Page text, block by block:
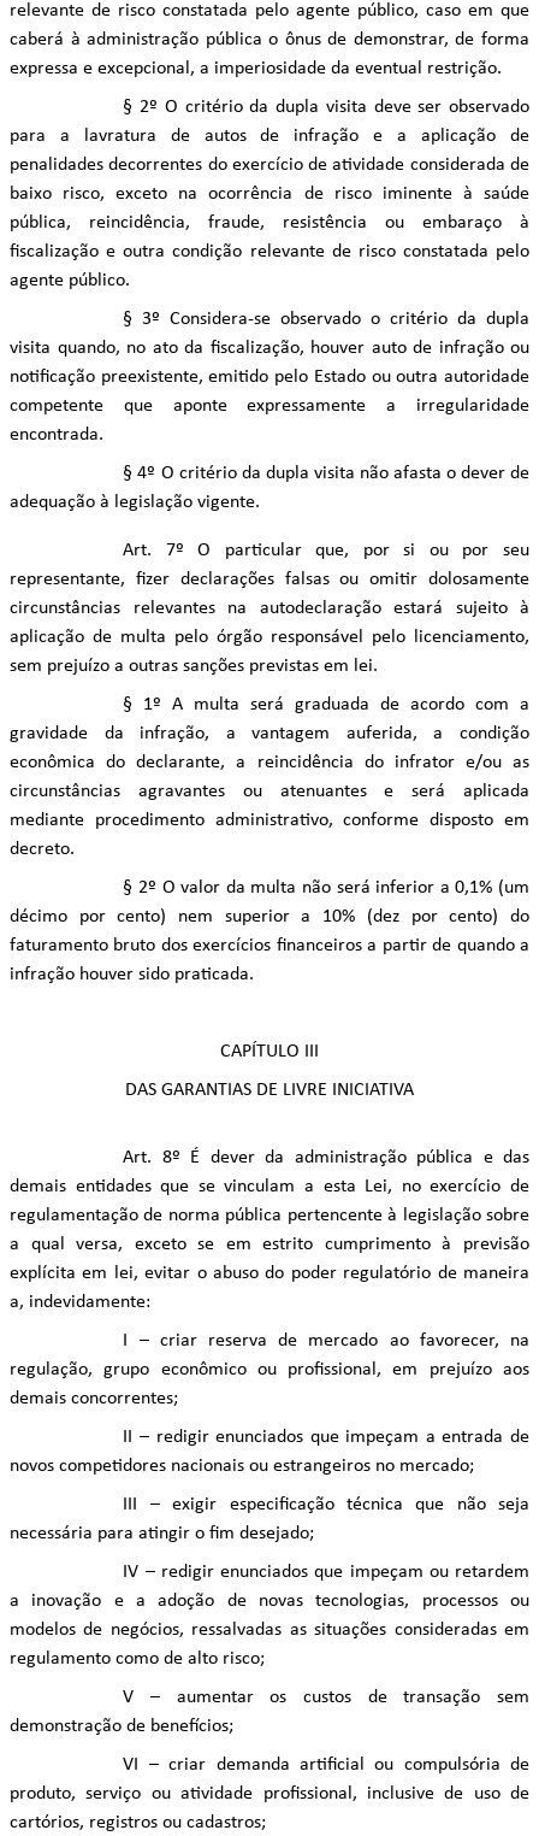
relevante de risco constatada pelo agente público, caso em que
caberá à administração pública o ônus de demonstrar, de forma
expressa e excepcional, a imperiosidade da eventual restrição.
§ 2º O critério da dupla visita deve ser observado
para a lavratura de autos de infração e a aplicação de
penalidades decorrentes do exercício de atividade considerada de
baixo risco, exceto na ocorrência de risco iminente à saúde
pública, reincidência, fraude, resistência ou embaraço à
fiscalização e outra condição relevante de risco constatada pelo
agente público.
§ 3º Considera-se observado o critério da dupla
visita quando, no ato da fiscalização, houver auto de infração ou
notificação preexistente, emitido pelo Estado ou outra autoridade
competente que aponte expressamente a irregularidade
encontrada.
§ 4º O critério da dupla visita não afasta o dever de
adequação à legislação vigente.
Art. 7º O particular que, por si ou por seu
representante, fizer declarações falsas ou omitir dolosamente
circunstâncias relevantes na autodeclaração estará sujeito à
aplicação de multa pelo órgão responsável pelo licenciamento,
sem prejuízo a outras sanções previstas em lei.
§ 1º A multa será graduada de acordo com a
gravidade da infração, a vantagem auferida, a condição
econômica do declarante, a reincidência do infrator e/ou as
circunstâncias agravantes ou atenuantes e será aplicada
mediante procedimento administrativo, conforme disposto em
decreto.
§ 2º O valor da multa não será inferior a 0,1% (um
décimo por cento) nem superior a 10% (dez por cento) do
faturamento bruto dos exercícios financeiros a partir de quando a
infração houver sido praticada.
CAPÍTULO III
DAS GARANTIAS DE LIVRE INICIATIVA
Art. 8º É dever da administração pública e das
demais entidades que se vinculam a esta Lei, no exercício de
regulamentação de norma pública pertencente à legislação sobre
a qual versa, exceto se em estrito cumprimento à previsão
explícita em lei, evitar o abuso do poder regulatório de maneira
a, indevidamente:
I – criar reserva de mercado ao favorecer, na
regulação, grupo econômico ou profissional, em prejuízo aos
demais concorrentes;
II – redigir enunciados que impeçam a entrada de
novos competidores nacionais ou estrangeiros no mercado;
III – exigir especificação técnica que não seja
necessária para atingir o fim desejado;
IV – redigir enunciados que impeçam ou retardem
a inovação e a adoção de novas tecnologias, processos ou
modelos de negócios, ressalvadas as situações consideradas em
regulamento como de alto risco;
V – aumentar os custos de transação sem
demonstração de benefícios;
VI – criar demanda artificial ou compulsória de
produto, serviço ou atividade profissional, inclusive de uso de
cartórios, registros ou cadastros;